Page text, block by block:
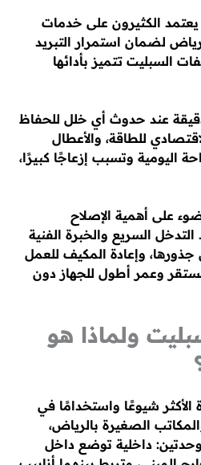
يعتمد الكثيرون على خدمات
لضمان استمرار التبريد
السبليت تتميز بأدائها
عند حدوث أي خلل للحفاظ
للطاقة، والأعطال
اليومية وتسبب إزعاجًا كبيرًا،
على أهمية الإصلاح
السريع والخبرة الفنية
وإعادة المكيف للعمل
وعمر أطول للجهاز دون
ولماذا هو
شيوعًا واستخدامًا في
الصغيرة بالرياض،
داخلية توضع داخل